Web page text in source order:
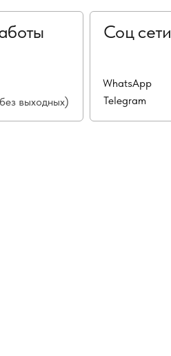
выходных)
Соц сети
WhatsApp
Telegram